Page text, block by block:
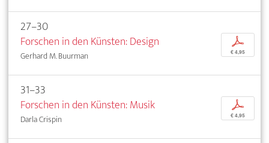
27–30
Forschen in den Künsten: Design
Gerhard M. Buurman
p
€ 4,95
31–33
Forschen in den Künsten: Musik
Darla Crispin
p
€ 4,95